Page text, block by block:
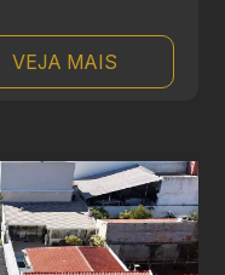
VEJA MAIS